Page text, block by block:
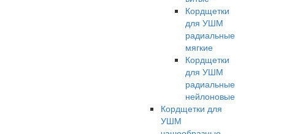
Кордщетки
для УШМ
радиальные
мягкие
Кордщетки
для УШМ
радиальные
нейлоновые
Кордщетки для
УШМ